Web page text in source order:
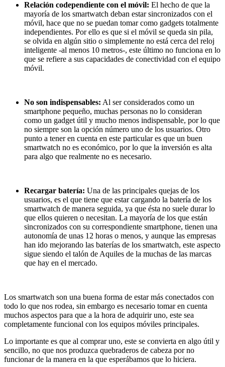
Relación codependiente con el móvil: El hecho de que la
mayoría de los smartwatch deban estar sincronizados con el
móvil, hace que no se puedan tomar como gadgets totalmente
independientes. Por ello es que si el móvil se queda sin pila,
se olvida en algún sitio o simplemente no está cerca del reloj
inteligente -al menos 10 metros-, este último no funciona en lo
que se refiere a sus capacidades de conectividad con el equipo
móvil.
No son indispensables: Al ser considerados como un
smartphone pequeño, muchas personas no lo consideran
como un gadget útil y mucho menos indispensable, por lo que
no siempre son la opción número uno de los usuarios. Otro
punto a tener en cuenta en este particular es que un buen
smartwatch no es económico, por lo que la inversión es alta
para algo que realmente no es necesario.
Recargar batería: Una de las principales quejas de los
usuarios, es el que tiene que estar cargando la batería de los
smartwatch de manera seguida, ya que ésta no suele durar lo
que ellos quieren o necesitan. La mayoría de los que están
sincronizados con su correspondiente smartphone, tienen una
autonomía de unas 12 horas o menos, y aunque las empresas
han ido mejorando las baterías de los smartwatch, este aspecto
sigue siendo el talón de Aquiles de la muchas de las marcas
que hay en el mercado.
Los smartwatch son una buena forma de estar más conectados con
todo lo que nos rodea, sin embargo es necesario tomar en cuenta
muchos aspectos para que a la hora de adquirir uno, este sea
completamente funcional con los equipos móviles principales.
Lo importante es que al comprar uno, este se convierta en algo útil y
sencillo, no que nos produzca quebraderos de cabeza por no
funcionar de la manera en la que esperábamos que lo hiciera.